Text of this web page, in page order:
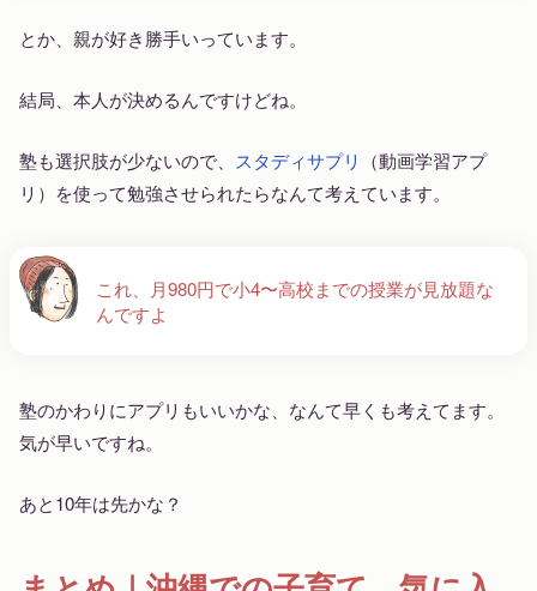
とか、親が好き勝手いっています。
結局、本人が決めるんですけどね。
塾も選択肢が少ないので、 スタディサプリ
（動画学習アプ
リ）を使って勉強させられたらなんて考えています。
これ、月980円で小4〜高校までの授業が見放題な
んですよ
塾のかわりにアプリもいいかな、なんて早くも考えてます。
気が早いですね。
あと10年は先かな？